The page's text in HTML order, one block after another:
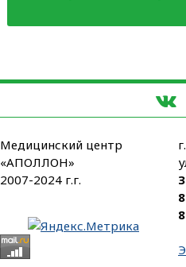
Медицинский центр
«АПОЛЛОН»
2007-2024 г.г.